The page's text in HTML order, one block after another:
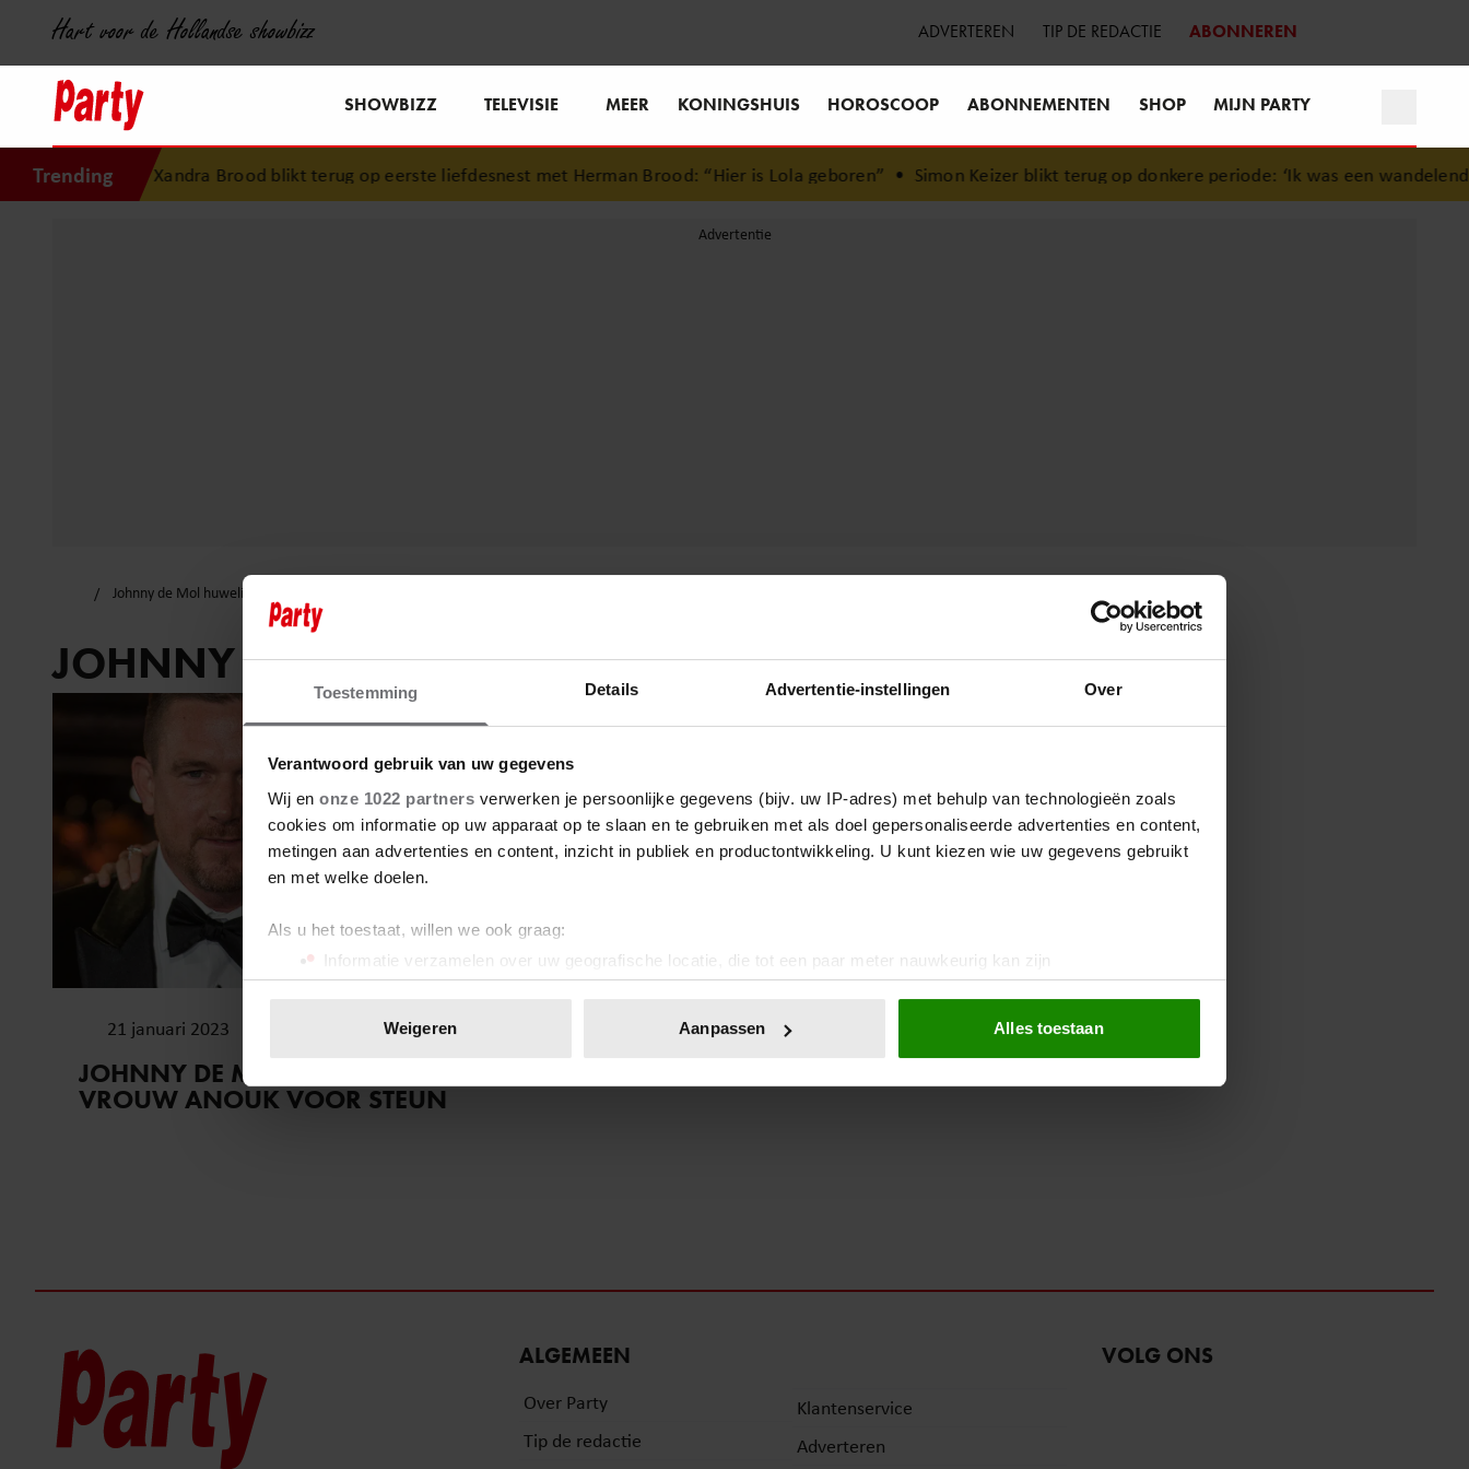
Toestemming Details Advertentie-instellingen Over
Verantwoord gebruik van uw gegevens
Wij en onze 1022 partners verwerken je persoonlijke gegevens (bijv. uw IP-adres) met behulp van technologieën zoals
cookies om informatie op uw apparaat op te slaan en te gebruiken met als doel gepersonaliseerde advertenties en content,
metingen aan advertenties en content, inzicht in publiek en productontwikkeling. U kunt kiezen wie uw gegevens gebruikt
en met welke doelen.
Als u het toestaat, willen we ook graag:
Informatie verzamelen over uw geografische locatie, die tot een paar meter nauwkeurig kan zijn
Uw apparaat identificeren door het actief te scannen op specifieke eigenschappen (fingerprinting)
toestemming op elk moment wijzigen of intrekken in de Cookieverklaring.
We gebruiken cookies om content en advertenties te personaliseren, om functies voor social media te bieden en om ons
Weigeren Aanpassen Alles toestaan
Hart voor de Hollandse showbizz ADVERTEREN TIP DE REDACTIE ABONNEREN
SHOWBIZZ TELEVISIE MEER KONINGSHUIS HOROSCOOP ABONNEMENTEN SHOP MIJN PARTY
Trending Xandra Brood blikt terug op eerste liefdesnest met Herman Brood: “Hier is Lola geboren”• Simon Keizer blikt terug op donkere periode: ‘Ik was een wandelend
Johnny de Mol huwelijk
JOHNNY DE MOL HUWELIJK
21 januari 2023
JOHNNY DE MOL BEDANKT
VROUW ANOUK VOOR STEUN
ALGEMEEN
Over Party
Tip de redactie
Klantenservice
Adverteren
VOLG ONS